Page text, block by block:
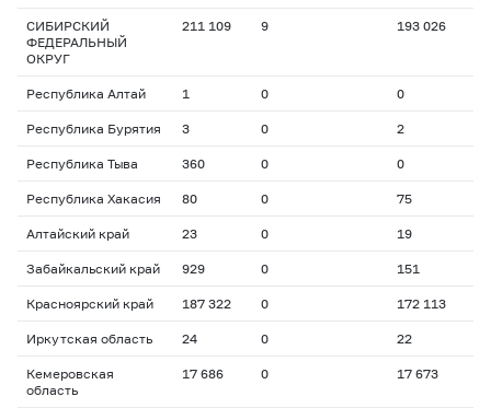
СИБИРСКИЙ
ФЕДЕРАЛЬНЫЙ
ОКРУГ
211 109 9 193 026
Республика Алтай 1 0 0
Республика Бурятия 3 0 2
Республика Тыва 360 0 0
Республика Хакасия 80 0 75
Алтайский край 23 0 19
Забайкальский край 929 0 151
Красноярский край 187 322 0 172 113
Иркутская область 24 0 22
Кемеровская
область
17 686 0 17 673